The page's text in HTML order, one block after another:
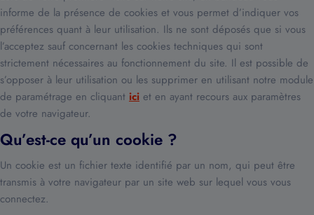
informe de la présence de cookies et vous permet d’indiquer vos
préférences quant à leur utilisation. Ils ne sont déposés que si vous
l’acceptez sauf concernant les cookies techniques qui sont
strictement nécessaires au fonctionnement du site. Il est possible de
s’opposer à leur utilisation ou les supprimer en utilisant notre module
de paramétrage en cliquant ici et en ayant recours aux paramètres
de votre navigateur.
Qu’est-ce qu’un cookie ?
Un cookie est un fichier texte identifié par un nom, qui peut être
transmis à votre navigateur par un site web sur lequel vous vous
connectez.